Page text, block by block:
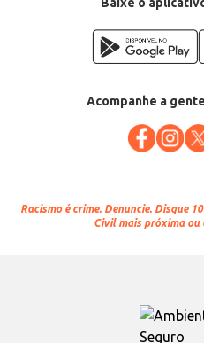
Acompanhe a
Racismo é crime. Denuncie. Disque
Civil mais próxima ou